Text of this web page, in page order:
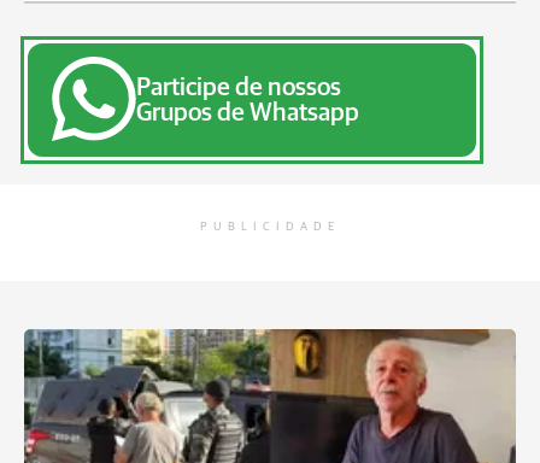
Participe de nossos
Grupos de Whatsapp
PUBLICIDADE